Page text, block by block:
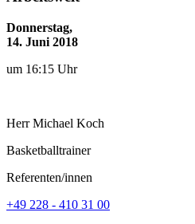
Donnerstag,
14. Juni 2018
um 16:15 Uhr
HerrMichael Koch
Basketballtrainer
Referenten/innen
+49 228 - 410 31 00